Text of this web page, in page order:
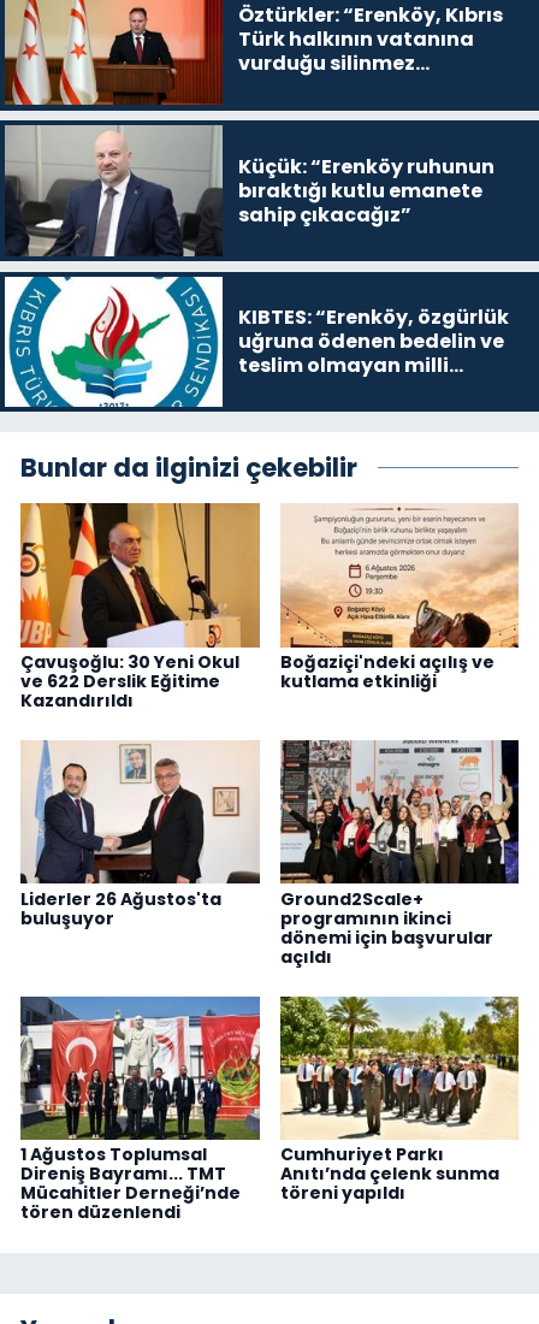
Öztürkler: “Erenköy, Kıbrıs
Türk halkının vatanına
vurduğu silinmez
Küçük: “Erenköy ruhunun
bıraktığı kutlu emanete
sahip çıkacağız”
KIBTES: “Erenköy, özgürlük
uğruna ödenen bedelin ve
teslim olmayan milli
Bunlar da ilginizi çekebilir
Çavuşoğlu: 30 Yeni Okul
ve 622 Derslik Eğitime
Kazandırıldı
Boğaziçi'ndeki açılış ve
kutlama etkinliği
Liderler 26 Ağustos'ta
buluşuyor
Ground2Scale+
programının ikinci
dönemi için başvurular
açıldı
1 Ağustos Toplumsal
Direniş Bayramı... TMT
Mücahitler Derneği’nde
tören düzenlendi
Cumhuriyet Parkı
Anıtı’nda çelenk sunma
töreni yapıldı